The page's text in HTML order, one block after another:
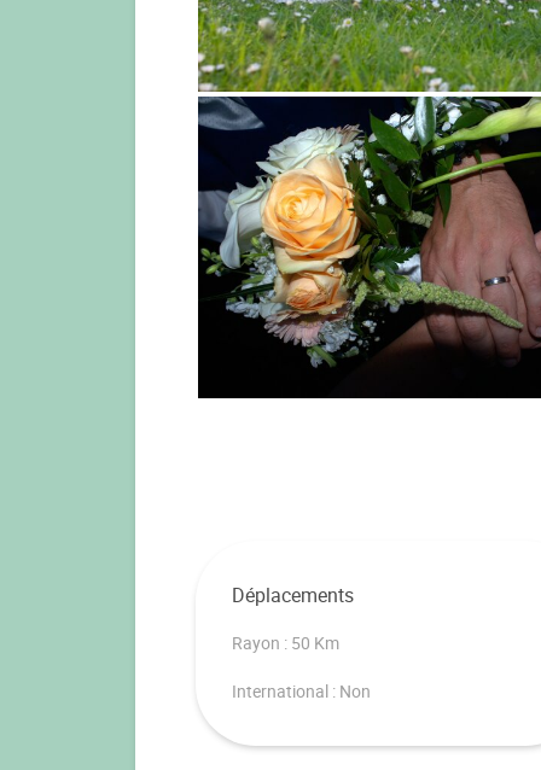
Déplacements
Rayon : 50 Km
International : Non